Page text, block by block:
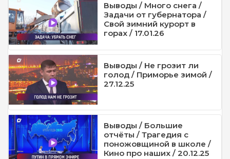
Выводы / Много снега /
Задачи от губернатора /
Свой зимний курорт в
горах / 17.01.26
Выводы / Не грозит ли
голод / Приморье зимой /
27.12.25
Выводы / Большие
отчёты / Трагедия с
поножовщиной в школе /
Кино про наших / 20.12.25